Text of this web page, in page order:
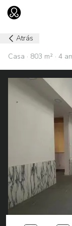
Ir al home
Atrás
Casa · 803 m² · 4